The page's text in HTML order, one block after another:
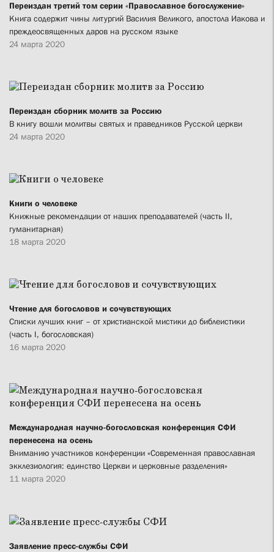
Переиздан третий том серии «Православное богослужение»
Книга содержит чины литургий Василия Великого, апостола Иакова и
преждеосвященных даров на русском языке
24 марта 2020
Переиздан сборник молитв за Россию
В книгу вошли молитвы святых и праведников Русской церкви
24 марта 2020
Книги о человеке
Книжные рекомендации от наших преподавателей (часть II,
гуманитарная)
18 марта 2020
Чтение для богословов и сочувствующих
Списки лучших книг – от христианской мистики до библеистики
(часть I, богословская)
16 марта 2020
Международная научно-богословская конференция СФИ
перенесена на осень
Вниманию участников конференции «Современная православная
экклезиология: единство Церкви и церковные разделения»
11 марта 2020
Заявление пресс-службы СФИ